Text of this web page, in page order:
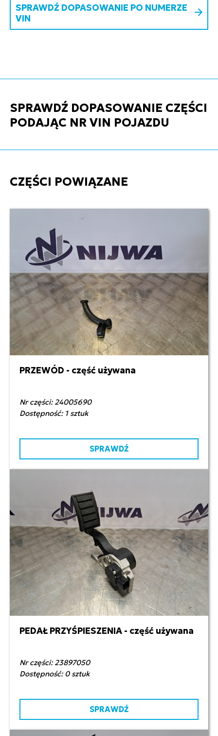
SPRAWDŹ DOPASOWANIE PO NUMERZE
VIN
SPRAWDŹ DOPASOWANIE CZĘŚCI
PODAJĄC NR VIN POJAZDU
CZĘŚCI POWIĄZANE
50,00 zł netto
PRZEWÓD - część używana
Nr części: 24005690
Dostępność: 1 sztuk
SPRAWDŹ
800,00 zł netto
PEDAŁ PRZYŚPIESZENIA - część używana
Nr części: 23897050
Dostępność: 0 sztuk
SPRAWDŹ